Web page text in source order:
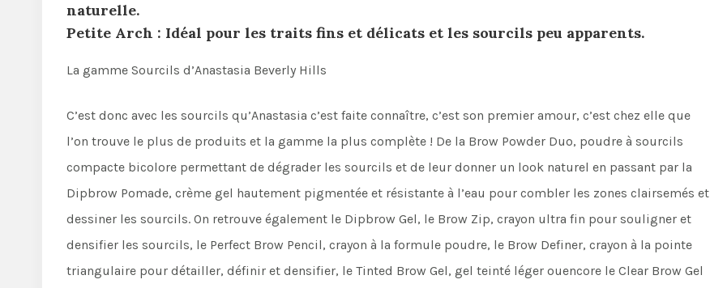
naturelle.
Petite Arch : Idéal pour les traits fins et délicats et les sourcils peu apparents.
La gamme Sourcils d’Anastasia Beverly Hills
C’est donc avec les sourcils qu’Anastasia c’est faite connaître, c’est son premier amour, c’est chez elle que
l’on trouve le plus de produits et la gamme la plus complète ! De la Brow Powder Duo, poudre à sourcils
compacte bicolore permettant de dégrader les sourcils et de leur donner un look naturel en passant par la
Dipbrow Pomade, crème gel hautement pigmentée et résistante à l’eau pour combler les zones clairsemés et
dessiner les sourcils. On retrouve également le Dipbrow Gel, le Brow Zip, crayon ultra fin pour souligner et
densifier les sourcils, le Perfect Brow Pencil, crayon à la formule poudre, le Brow Definer, crayon à la pointe
triangulaire pour détailler, définir et densifier, le Tinted Brow Gel, gel teinté léger ouencore le Clear Brow Gel